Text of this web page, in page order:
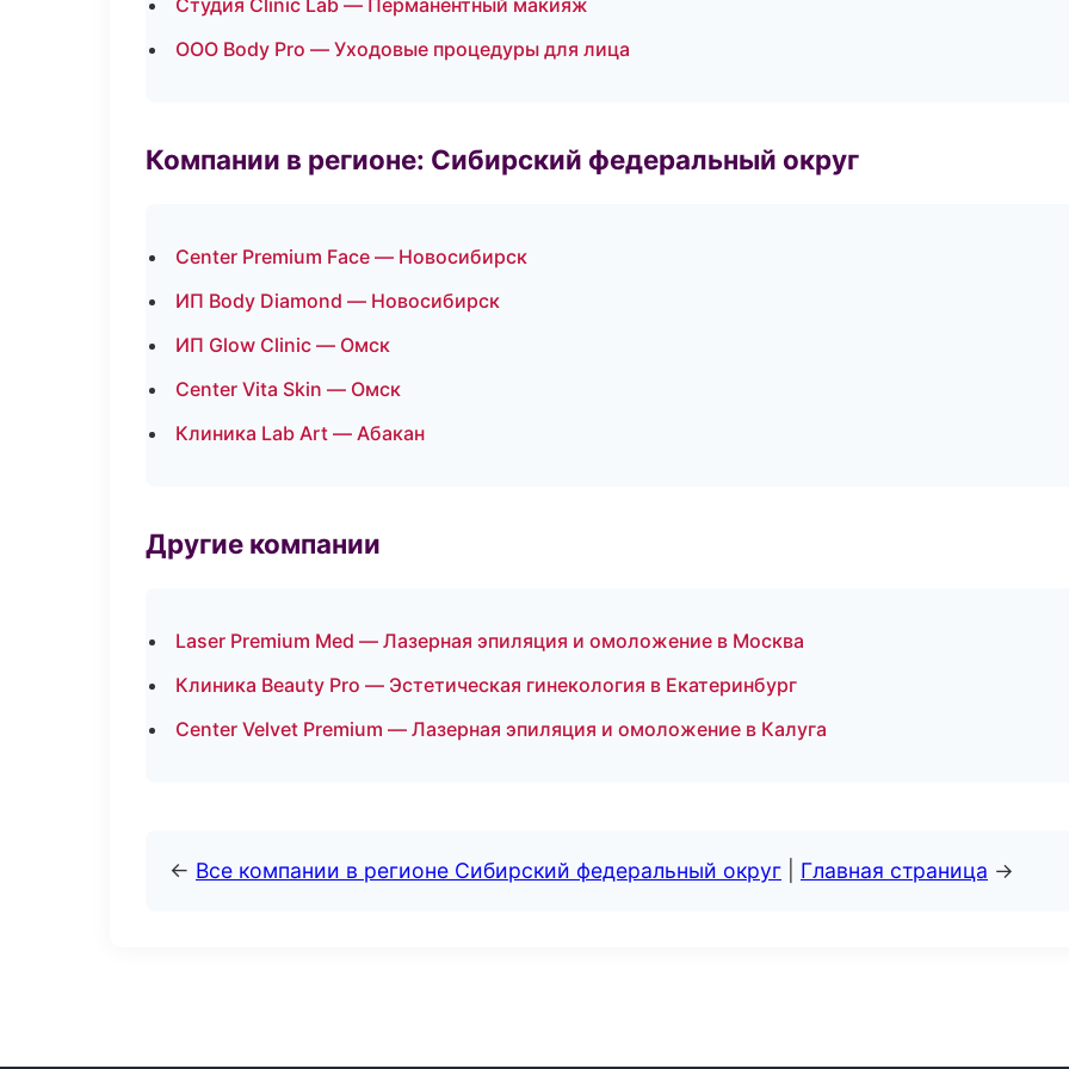
Студия Clinic Lab — Перманентный макияж
ООО Body Pro — Уходовые процедуры для лица
Компании в регионе: Сибирский федеральный округ
Center Premium Face — Новосибирск
ИП Body Diamond — Новосибирск
ИП Glow Clinic — Омск
Center Vita Skin — Омск
Клиника Lab Art — Абакан
Другие компании
Laser Premium Med — Лазерная эпиляция и омоложение в Москва
Клиника Beauty Pro — Эстетическая гинекология в Екатеринбург
Center Velvet Premium — Лазерная эпиляция и омоложение в Калуга
← Все компании в регионе Сибирский федеральный округ Главная страница →